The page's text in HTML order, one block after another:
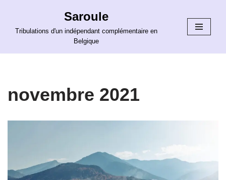
Aller
Saroule
Tribulations d'un indépendant complémentaire en
Belgique
novembre 2021